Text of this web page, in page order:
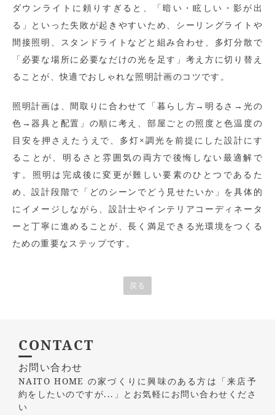
ダウンライトに頼りすぎると、「暗い・眩しい・影が出
る」といった失敗が起きやすいため、シーリングライトや
間接照明、スタンドライトなどと組み合わせ、多灯分散で
「必要な場所に必要なだけの光を足す」考え方に切り替え
ることが、快適でおしゃれな照明計画のコツです。
照明計画は、間取りに合わせて「暮らし方→明るさ→光の
色→器具と配置」の順に考え、部屋ごとの照度と色温度の
目安を押さえたうえで、多灯×調光を前提にした設計にす
ることが、明るさと雰囲気の両方で後悔しない最適解で
す。照明は完成後に変更が難しい要素のひとつであるた
め、設計段階で「どのシーンでどう見せたいか」を具体的
にイメージしながら、設計士やインテリアコーディネータ
ーと丁寧に進めることが、長く満足できる光環境をつくる
ための重要なステップです。
戻る
CONTACT
お問い合わせ
NAITO HOME の家づくりに興味のある方は 「来店予
約をしたいのですが...」とお気軽にお問い合わせくださ
い